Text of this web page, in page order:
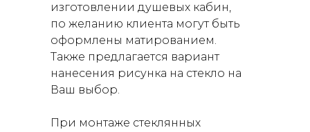
изготовлении душевых кабин,
по желанию клиента могут быть
оформлены матированием.
Также предлагается вариант
нанесения рисунка на стекло на
Ваш выбор.
При монтаже стеклянных